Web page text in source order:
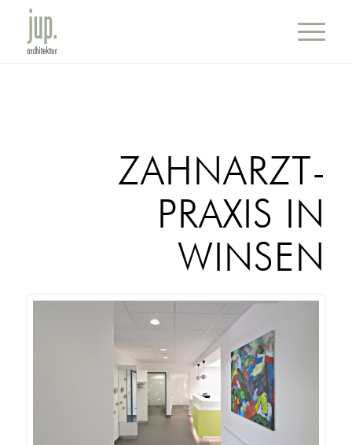
ZAHNARZT­
PRAXIS IN
WINSEN